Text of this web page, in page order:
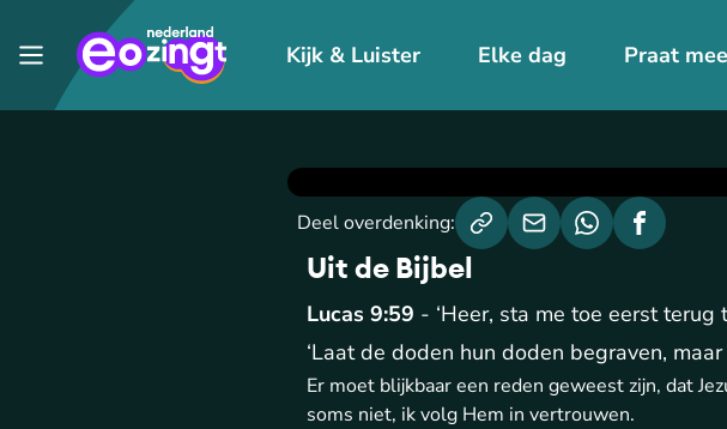
Kijk & Luister Elke dag Praat mee
Deel overdenking:
Uit de Bijbel
Lucas 9:59 - ‘Heer, sta me toe eerst terug
‘Laat de doden hun doden begraven,
Er moet blijkbaar een reden geweest zijn, dat
soms niet, ik volg Hem in vertrouwen.